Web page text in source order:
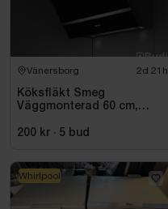
Vänersborg 2d 21h
Köksfläkt Smeg
Väggmonterad 60 cm,
200 kr · 5 bud
Whirlpool